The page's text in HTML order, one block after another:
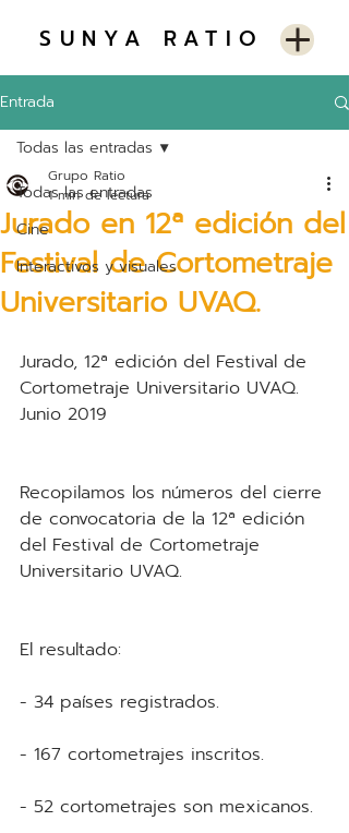
SUNYA RATIO
Entrada
Todas las entradas
Cine
Interactivos y visuales
Todas las entradas
Jurado en 12ª edición del
Festival de Cortometraje
Universitario UVAQ.
Grupo Ratio
1 min de lectura
Jurado, 12ª edición del Festival de
Cortometraje Universitario UVAQ.
Junio 2019
Recopilamos los números del cierre
de convocatoria de la 12ª edición
del Festival de Cortometraje
Universitario UVAQ.
El resultado:
- 34 países registrados.
- 167 cortometrajes inscritos.
- 52 cortometrajes son mexicanos.